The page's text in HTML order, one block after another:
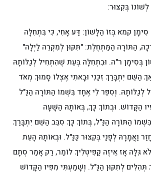
בְּקִצּוּר:
קמא בְּזוֹ הַלָּשׁוֹן: דַּע אָחִי, כִּי בִּתְחִלָּה
הַתּוֹרָה הַמַּתְחֶלֶת: "תִּקּוּן לְמִקְרֵה לַיְלָה"
בְּסִימָן ר"ה. וּבִתְחִלָּה בְּעֵת שֶׁהִתְחִיל לְגַלּוֹתָהּ
הַשֵּׁם יִתְבָּרַךְ זִכַּנִי וּבָאתִי אֶצְלוֹ סָמוּךְ מְאֹד
לְגַלּוֹתָהּ. וְסִפֵּר לִי אֶחָד בִּשְׁמוֹ הַתּוֹרָה הַנַּ"ל
הַקָּדוֹשׁ. וּבְתוֹךְ כָּךְ, בְּאוֹתָהּ הַשָּׁעָה
הַתּוֹרָה הַנַּ"ל, בְּתוֹךְ כָּךְ סִבֵּב הַשֵּׁם יִתְבָּרַךְ
וַאֲמָרָהּ לְפָנַי בְּקִצּוּר כַּנַּ"ל. וּבְאוֹתָהּ הָעֵת
גִּלָּה אָז אֵיזֶה קַפִּיטְלִיךְ לוֹמַר, רַק אָמַר סְתָם
לְתִקּוּן הַנַּ"ל. וְשָׁמַעְתִּי מִפִּיו הַקָּדוֹשׁ